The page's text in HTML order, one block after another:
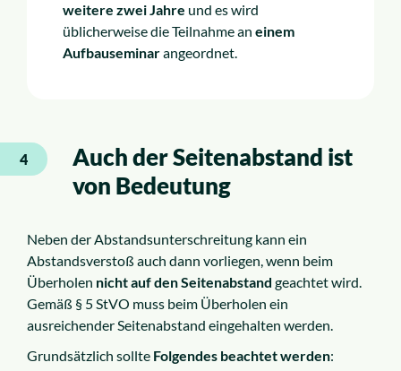
weitere zwei Jahre und es wird
üblicherweise die Teilnahme an einem
Aufbauseminarangeordnet.
4
Auch der Seitenabstand ist
von Bedeutung
Neben der Abstandsunterschreitung kann ein
Abstandsverstoß auch dann vorliegen, wenn beim
Überholen nicht auf denSeitenabstand geachtet wird.
Gemäß § 5 StVO muss beim Überholen ein
ausreichender Seitenabstand eingehalten werden.
Grundsätzlich sollte Folgendes beachtet werden: